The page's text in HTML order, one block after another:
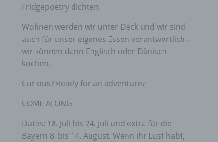
Fridgepoetry dichten.
Wohnen werden wir unter Deck und wir sind
auch für unser eigenes Essen verantwortlich –
wir können dann Englisch oder Dänisch
kochen.
Curious? Ready for an adventure?
COME ALONG!
Dates: 18. Juli bis 24. Juli und extra für die
Bayern 8. bis 14. August. Wenn ihr Lust habt,